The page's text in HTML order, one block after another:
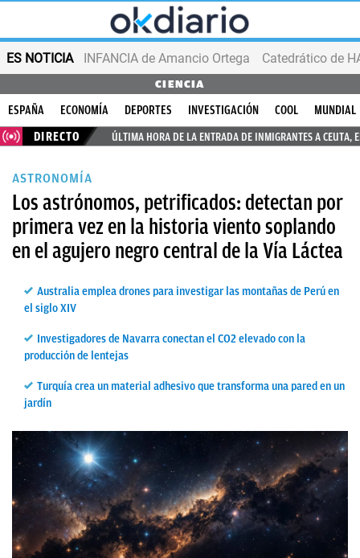
ES NOTICIA INFANCIA de Amancio Ortega
CIENCIA
ESPAÑA ECONOMÍA DEPORTES INVESTIGACIÓN COOL
MUNDIAL
DIRECTO
ÚLTIMA HORA DE LA ENTRADA DE INMIGRANTES A CEUTA,
ASTRONOMÍA
Los astrónomos, petrificados: detectan por
primera vez en la historia viento soplando
en el agujero negro central de la Vía Láctea
Australia emplea drones para investigar las montañas de Perú en
el siglo XIV
Investigadores de Navarra conectan el CO2 elevado con la
producción de lentejas
Turquía crea un material adhesivo que transforma una pared en un
jardín